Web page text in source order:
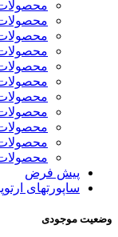
محصولات
پیش فرض
ساپورتهای
وضعیت موجودی